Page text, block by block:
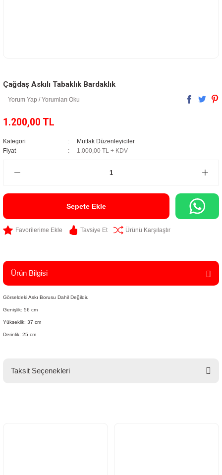
Çağdaş Askılı Tabaklık Bardaklık
Yorum Yap / Yorumları Oku
1.200,00 TL
Kategori
Mutfak Düzenleyiciler
Fiyat
1.000,00 TL + KDV
Sepete Ekle
Tavsiye Et Ürünü Karşılaştır
Ürün Bilgisi
Görseldeki Askı Borusu Dahil Değildir.
Genişlik: 56 cm
Yükseklik: 37 cm
Derinlik: 25 cm
Taksit Seçenekleri